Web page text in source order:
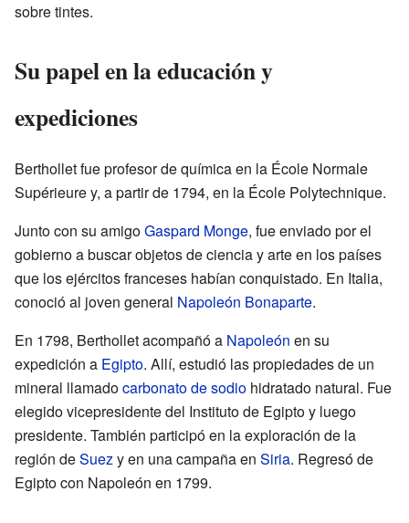
sobre tintes.
Su papel en la educación y
expediciones
Berthollet fue profesor de química en la École Normale
Supérieure y, a partir de 1794, en la École Polytechnique.
Junto con su amigoGaspard Monge, fue enviado por el
gobierno a buscar objetos de ciencia y arte en los países
que los ejércitos franceses habían conquistado. En Italia,
conoció al joven general Napoleón Bonaparte.
En 1798, Berthollet acompañó a Napoleón en su
expedición a Egipto. Allí, estudió las propiedades de un
mineral llamadocarbonato de sodio hidratado natural. Fue
elegido vicepresidente del Instituto de Egipto y luego
presidente. También participó en la exploración de la
región deSuezy en una campaña en Siria. Regresó de
Egipto con Napoleón en 1799.